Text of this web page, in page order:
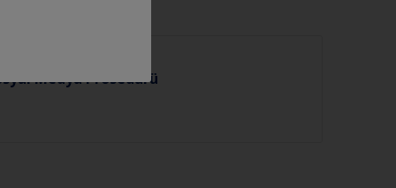
Medya Prosedürü